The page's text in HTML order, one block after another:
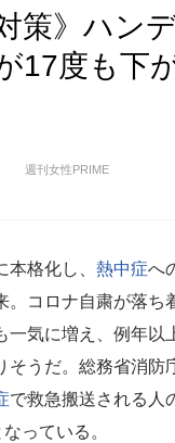
策》ハン
17度も下
週刊女性PRIME
格化し、 熱中症へ
。コロナ自粛が落ち
一気に増え、例年以
そうだ。総務省消防
で救急搬送される人
っている。